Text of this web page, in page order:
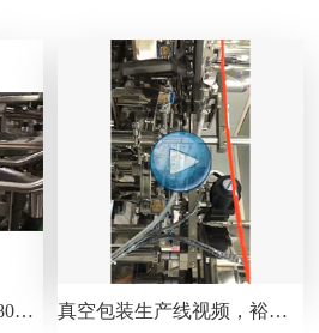
酸菜给袋式真空包装机-80包/分钟-包装生产线视频 真空包装生产线视频，裕东出品